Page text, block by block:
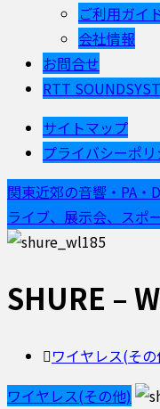
ご利用ガイ
会社情報
お問合せ
RTT
サイトマップ
プライバシーポリ
関東近郊の音響・PA・
ライブ、展示会、スポ
SHURE –
ワイヤレス(そ
ワイヤレス(その他)